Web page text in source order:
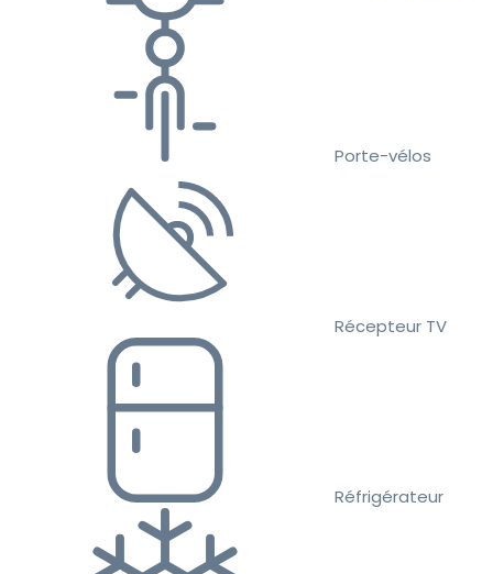
Porte-vélos
Récepteur TV
Réfrigérateur